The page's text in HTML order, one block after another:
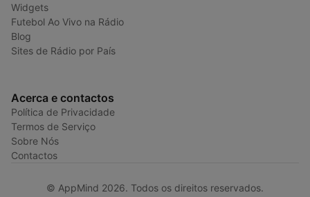
Widgets
Futebol Ao Vivo na Rádio
Blog
Sites de Rádio por País
Acerca e contactos
Política de Privacidade
Termos de Serviço
Sobre Nós
Contactos
© AppMind 2026. Todos os direitos reservados.